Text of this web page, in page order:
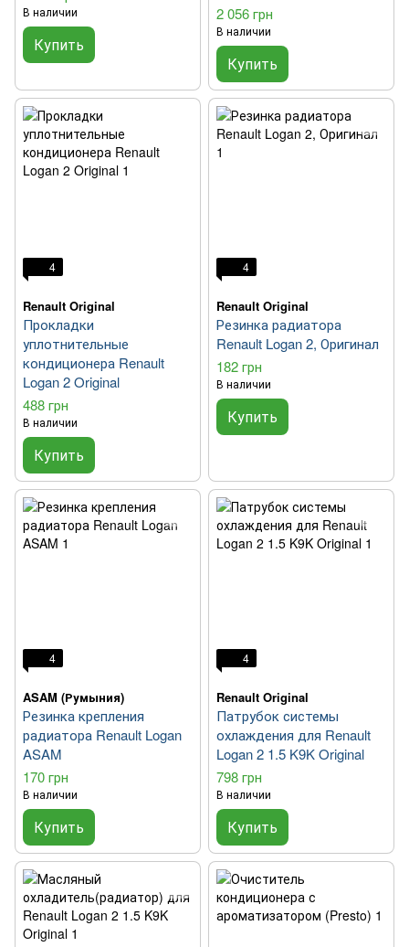
В наличии
Купить
2 056 грн
В наличии
Купить
4
Renault Original
Прокладки
уплотнительные
кондиционера Renault
Logan 2 Original
488 грн
В наличии
Купить
4
Renault Original
Резинка радиатора
Renault Logan 2, Оригинал
182 грн
В наличии
Купить
4
ASAM (Румыния)
Резинка крепления
радиатора Renault Logan
ASAM
170 грн
В наличии
Купить
4
Renault Original
Патрубок системы
охлаждения для Renault
Logan 2 1.5 K9K Original
798 грн
В наличии
Купить